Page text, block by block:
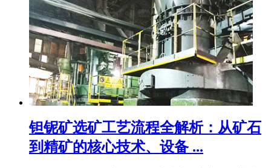
钽铌矿选矿工艺流程全解析：从矿石
到精矿的核心技术、设备 ...